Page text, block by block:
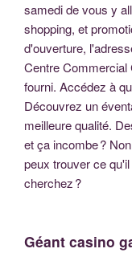
samedi de vous y
shopping, et
d'ouverture,
Centre Commercial
fourni. Accédez à
Découvrez un
meilleure qualité.
et ça incombe ?
peux trouver ce
cherchez ?
Géant casino